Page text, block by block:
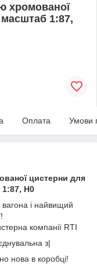
хромованої
масштаб 1:87,
Оплата Умови
цистерни для
1:87, H0
і найвищий
компанії RTI
з|
нова в коробці!